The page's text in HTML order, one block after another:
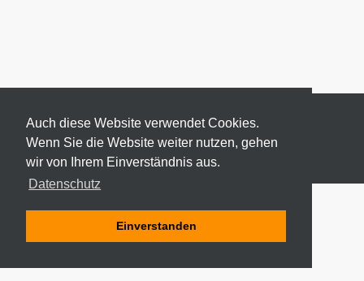
Auch diese Website verwendet Cookies.
Wenn Sie die Website weiter nutzen, gehen
wir von Ihrem Einverständnis aus.
Datenschutz
Einverstanden
© 2026 ODEKI - ALLE RECHTE VORBEHALTEN